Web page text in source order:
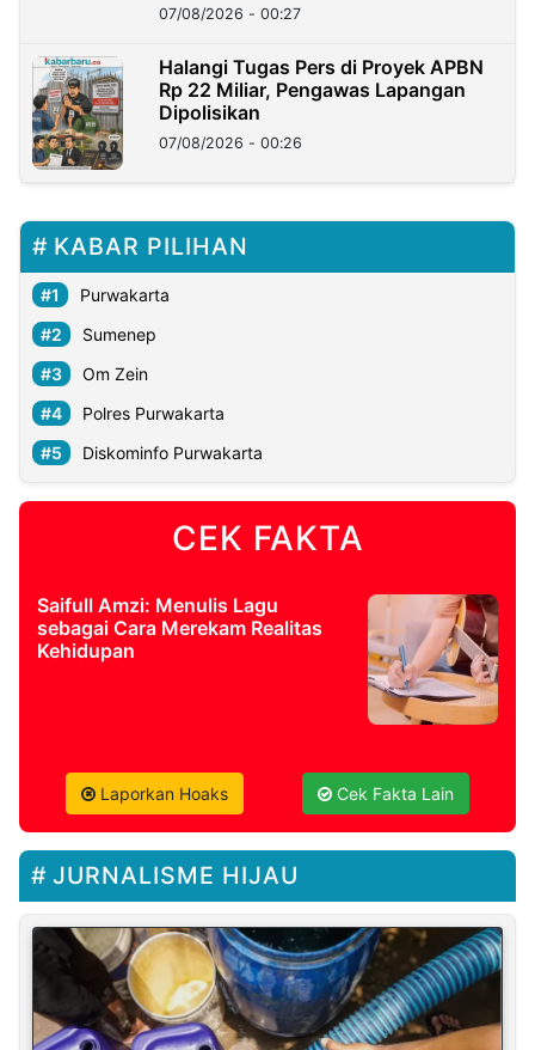
07/08/2026 - 00:27
Halangi Tugas Pers di Proyek APBN
Rp 22 Miliar, Pengawas Lapangan
Dipolisikan
07/08/2026 - 00:26
KABAR PILIHAN
Purwakarta
Sumenep
Om Zein
Polres Purwakarta
Diskominfo Purwakarta
CEK FAKTA
Saifull Amzi: Menulis Lagu
sebagai Cara Merekam Realitas
Kehidupan
Laporkan Hoaks Cek Fakta Lain
JURNALISME HIJAU